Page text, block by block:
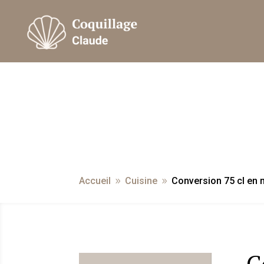
Accueil 9 Cuisine 9 Conversion 75 cl en